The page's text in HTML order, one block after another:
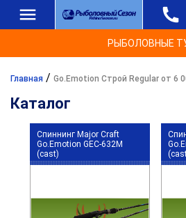
РЫБОЛОВНЫЕ
Главная / Go.Emotion Строй Regular от 6
Каталог
Спиннинг Major Craft
Go.Emotion GEC-632M
(cast)